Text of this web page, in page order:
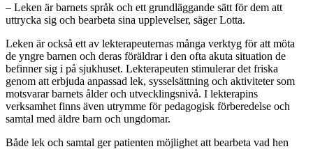
– Leken är barnets språk och ett grundläggande sätt för dem att
uttrycka sig och bearbeta sina upplevelser, säger Lotta.
Leken är också ett av lekterapeuternas många verktyg för att möta
de yngre barnen och deras föräldrar i den ofta akuta situation de
befinner sig i på sjukhuset. Lekterapeuten stimulerar det friska
genom att erbjuda anpassad lek, sysselsättning och aktiviteter som
motsvarar barnets ålder och utvecklingsnivå. I lekterapins
verksamhet finns även utrymme för pedagogisk förberedelse och
samtal med äldre barn och ungdomar.
Både lek och samtal ger patienten möjlighet att bearbeta vad hen